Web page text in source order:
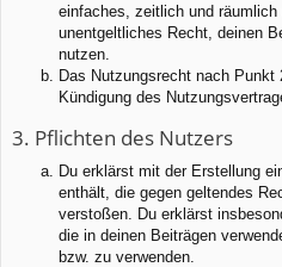
einfaches, zeitlich und
unentgeltliches Recht, deinen
nutzen.
Das Nutzungsrecht nach
Kündigung des
3. Pflichten des Nutzers
Du erklärst mit der Erstellung
enthält, die gegen geltendes
verstoßen. Du erklärst
die in deinen Beiträgen
bzw. zu verwenden.